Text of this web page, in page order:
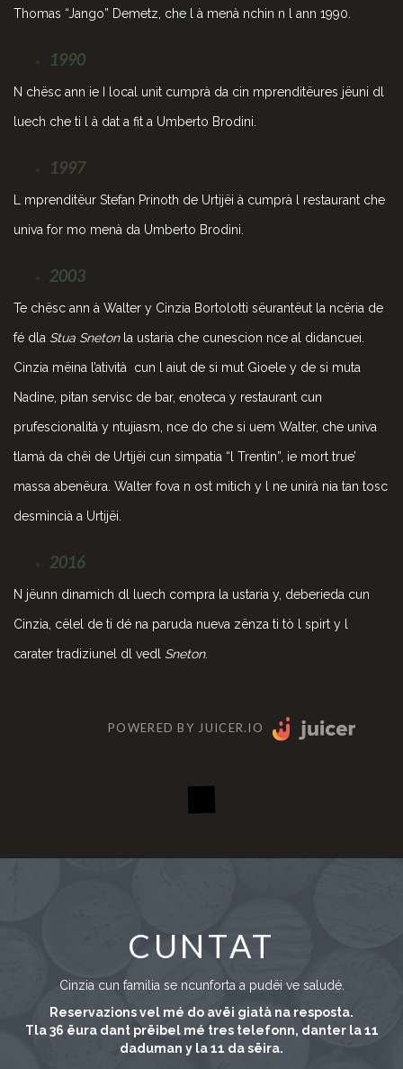
Thomas “Jango” Demetz, che l à menà nchin n l ann 1990.
1990
N chësc ann ie I local unit cumprà da cin mprenditëures jëuni dl
luech che ti l à dat a fit a Umberto Brodini.
1997
L mprenditëur Stefan Prinoth de Urtijëi à cumprà l restaurant che
univa for mo menà da Umberto Brodini.
2003
Te chësc ann à Walter y Cinzia Bortolotti sëurantëut la ncëria de
fé dla Stua Snetonla ustaria che cunescion nce al didancuei.
Cinzia mëina l’atività cun l aiut de si mut Gioele y de si muta
Nadine, pitan servisc de bar, enoteca y restaurant cun
prufescionalità y ntujiasm, nce do che si uem Walter, che univa
tlamà da chëi de Urtijëi cun simpatia “l Trentìn”, ie mort true’
massa abenëura. Walter fova n ost mitich y l ne unirà nia tan tosc
desmincià a Urtijëi.
2016
N jëunn dinamich dl luech compra la ustaria y, deberieda cun
Cinzia, cëlel de ti dé na paruda nueva zënza ti tò l spirt y l
carater tradiziunel dl vedl Sneton.
POWERED BY JUICER.IO
CUNTAT
Cinzia cun familia se ncunforta a pudëi ve saludé.
Reservazions vel mé do avëi giatà na resposta.
Tla 36 ëura dant prëibel mé tres telefonn, danter la 11
daduman y la 11 da sëira.